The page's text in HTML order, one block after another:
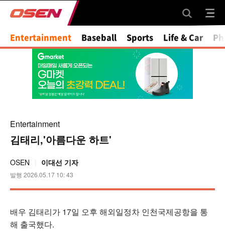
Entertainment Baseball Sports Life & Car
Entertainment
김태리,'아름다운 하트'
OSEN 이대선 기자
발행 2026.05.17 10: 43
배우 김태리가 17일 오후 해외일정차 인천국제공항을 통
해 출국했다.